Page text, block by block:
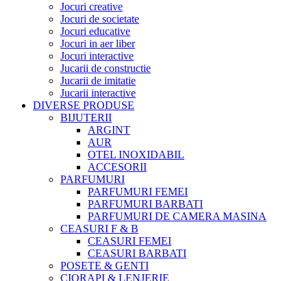
Jocuri creative
Jocuri de societate
Jocuri educative
Jocuri in aer liber
Jocuri interactive
Jucarii de constructie
Jucarii de imitatie
Jucarii interactive
DIVERSE PRODUSE
BIJUTERII
ARGINT
AUR
OTEL INOXIDABIL
ACCESORII
PARFUMURI
PARFUMURI FEMEI
PARFUMURI BARBATI
PARFUMURI DE CAMERA MASINA
CEASURI F & B
CEASURI FEMEI
CEASURI BARBATI
POSETE & GENTI
CIORAPI & LENJERIE